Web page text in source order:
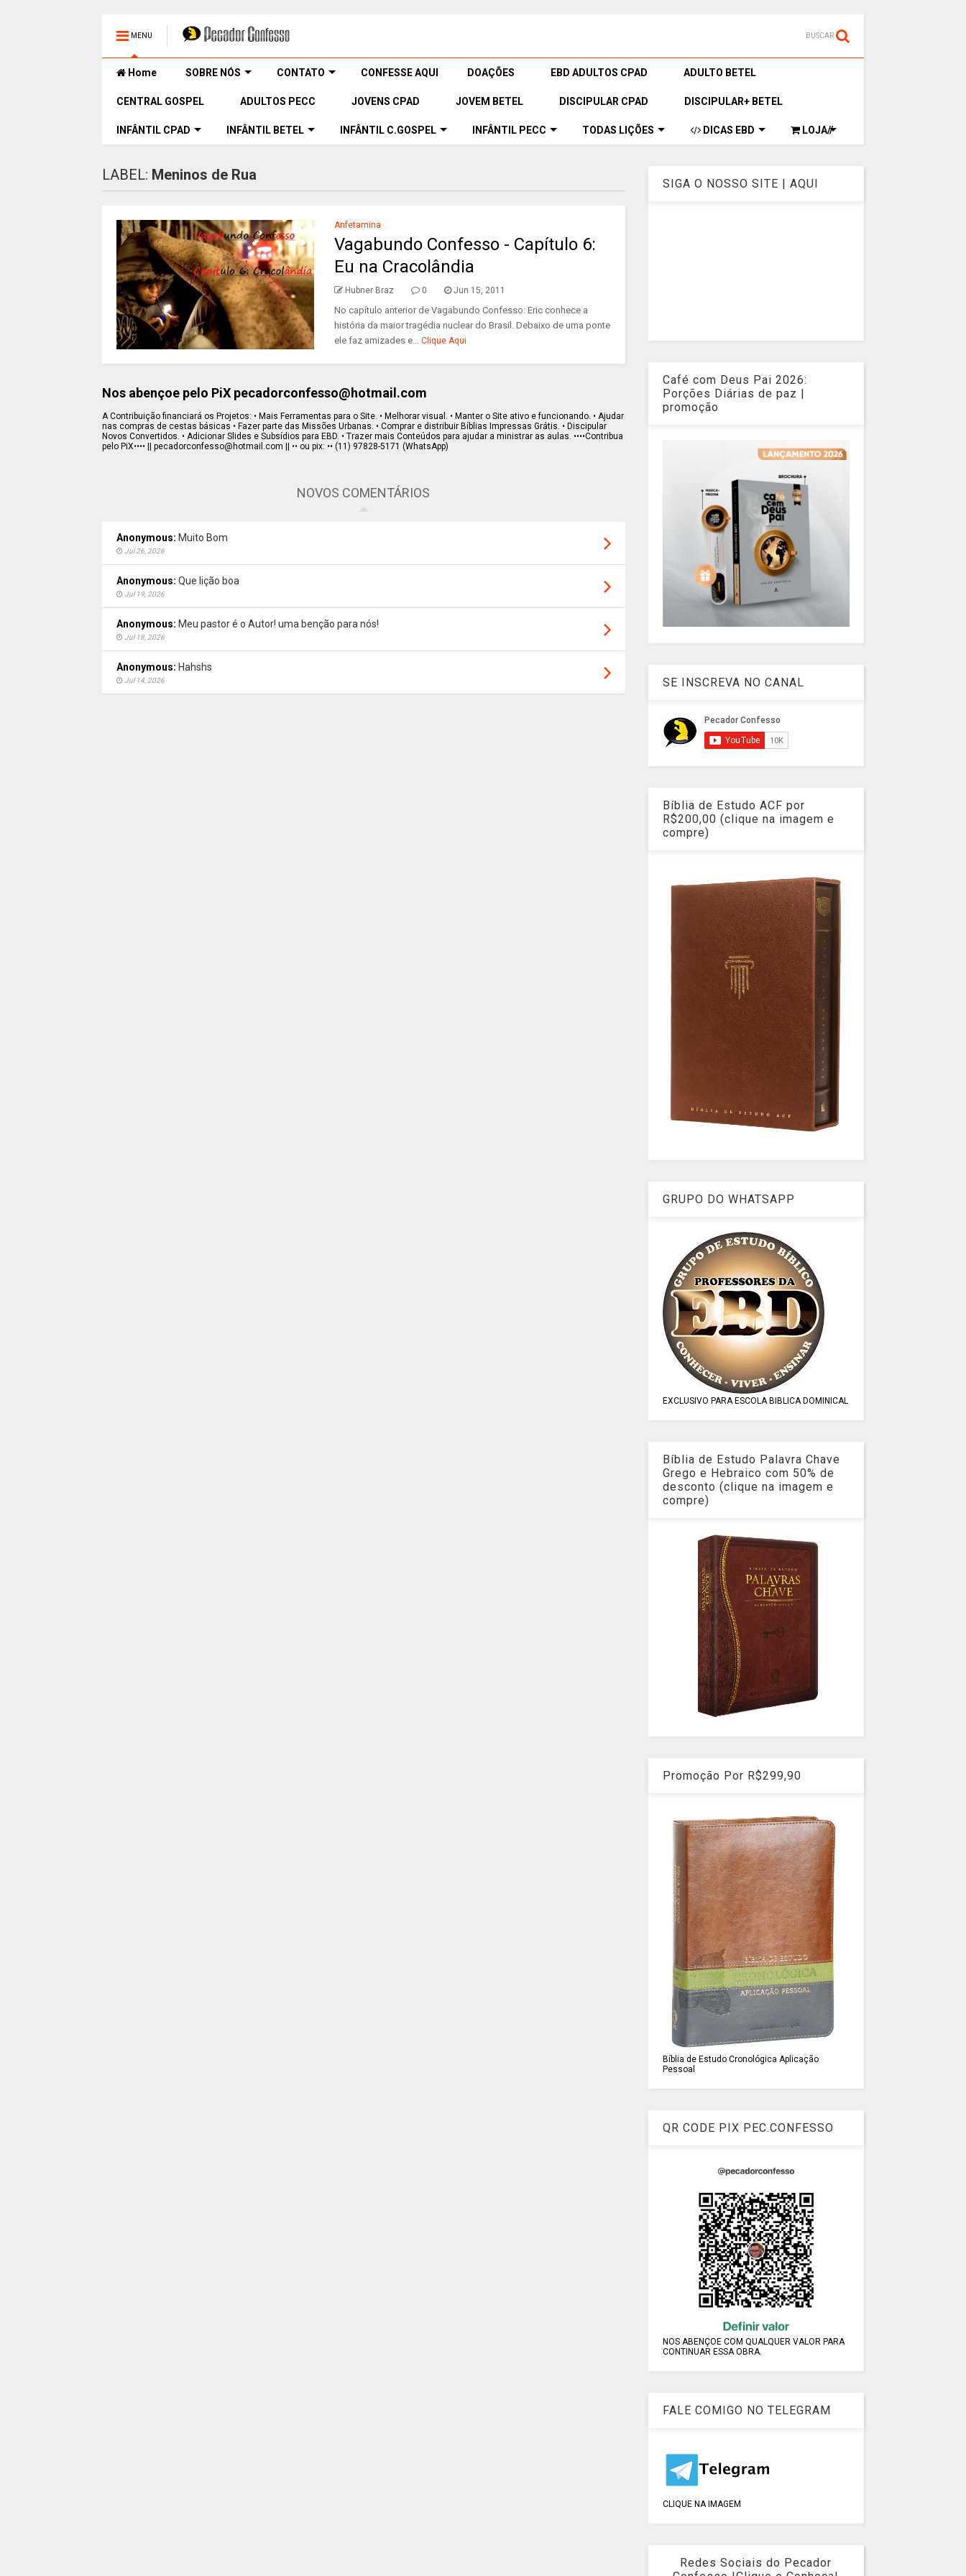
MENU BUSCAR
Home SOBRE NÓS CONTATO CONFESSE AQUI DOAÇÕES EBD ADULTOS CPAD ADULTO BETEL
CENTRAL GOSPEL ADULTOS PECC JOVENS CPAD JOVEM BETEL DISCIPULAR CPAD DISCIPULAR+ BETEL
INFÂNTIL CPAD INFÂNTIL BETEL INFÂNTIL C.GOSPEL INFÂNTIL PECC TODAS LIÇÕES DICAS EBD LOJA//
LABEL: Meninos de Rua
Anfetamina
Vagabundo Confesso - Capítulo 6:
Eu na Cracolândia
Hubner Braz 0 Jun 15, 2011
No capítulo anterior de Vagabundo Confesso: Eric conhece a
história da maior tragédia nuclear do Brasil. Debaixo de uma ponte
ele faz amizades e... Clique Aqui
Nos abençoe pelo PiX pecadorconfesso@hotmail.com
A Contribuição financiará os Projetos: • Mais Ferramentas para o Site. • Melhorar visual. • Manter o Site ativo e funcionando. • Ajudar
nas compras de cestas básicas • Fazer parte das Missões Urbanas. • Comprar e distribuir Bíblias Impressas Grátis. • Discipular
Novos Convertidos. • Adicionar Slides e Subsídios para EBD. • Trazer mais Conteúdos para ajudar a ministrar as aulas. ••••Contribua
pelo PiX•••• || pecadorconfesso@hotmail.com || •• ou pix: •• (11) 97828-5171 (WhatsApp)
NOVOS COMENTÁRIOS
Anonymous: Muito Bom
Jul 26, 2026
Anonymous: Que lição boa
Jul 19, 2026
Anonymous: Meu pastor é o Autor! uma benção para nós!
Jul 18, 2026
Anonymous: Hahshs
Jul 14, 2026
SIGA O NOSSO SITE | AQUI
Café com Deus Pai 2026:
Porções Diárias de paz |
promoção
SE INSCREVA NO CANAL
Bíblia de Estudo ACF por
R$200,00 (clique na imagem e
compre)
GRUPO DO WHATSAPP
EXCLUSIVO PARA ESCOLA BIBLICA DOMINICAL
Bíblia de Estudo Palavra Chave
Grego e Hebraico com 50% de
desconto (clique na imagem e
compre)
Promoção Por R$299,90
Bíblia de Estudo Cronológica Aplicação
Pessoal
QR CODE PIX PEC.CONFESSO
NOS ABENÇOE COM QUALQUER VALOR PARA
CONTINUAR ESSA OBRA.
FALE COMIGO NO TELEGRAM
CLIQUE NA IMAGEM
Redes Sociais do Pecador